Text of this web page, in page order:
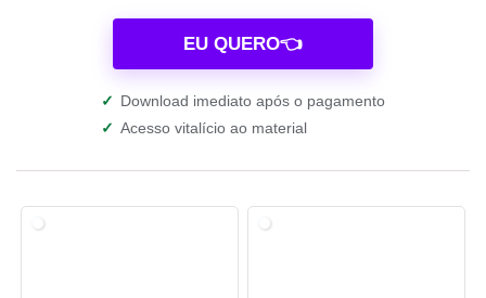
EU QUERO👈
✓ Download imediato após o pagamento
✓ Acesso vitalício ao material